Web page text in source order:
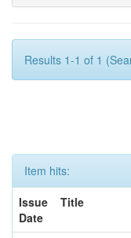
Results 1-1 of 1
Item hits:
Issue
Date
Title